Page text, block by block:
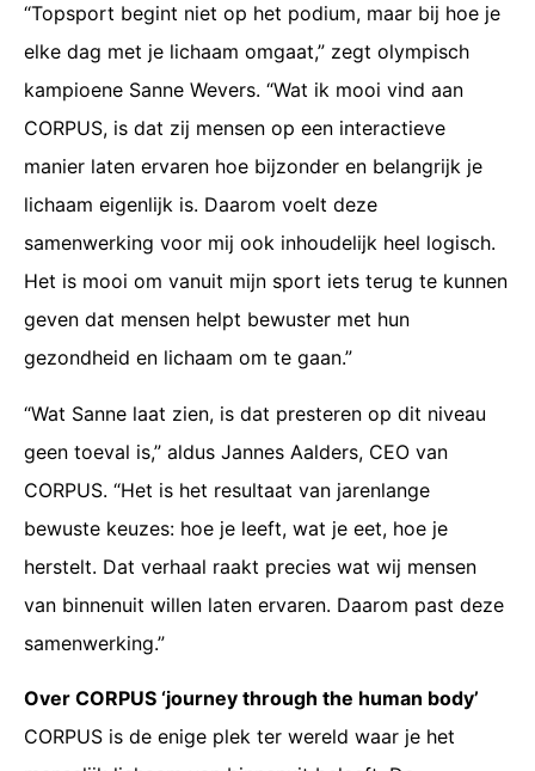
“Topsport begint niet op het podium, maar bij hoe je
elke dag met je lichaam omgaat,” zegt olympisch
kampioene Sanne Wevers. “Wat ik mooi vind aan
CORPUS, is dat zij mensen op een interactieve
manier laten ervaren hoe bijzonder en belangrijk je
lichaam eigenlijk is. Daarom voelt deze
samenwerking voor mij ook inhoudelijk heel logisch.
Het is mooi om vanuit mijn sport iets terug te kunnen
geven dat mensen helpt bewuster met hun
gezondheid en lichaam om te gaan.”
“Wat Sanne laat zien, is dat presteren op dit niveau
geen toeval is,” aldus Jannes Aalders, CEO van
CORPUS. “Het is het resultaat van jarenlange
bewuste keuzes: hoe je leeft, wat je eet, hoe je
herstelt. Dat verhaal raakt precies wat wij mensen
van binnenuit willen laten ervaren. Daarom past deze
samenwerking.”
Over CORPUS ‘journey through the human body’
CORPUS is de enige plek ter wereld waar je het